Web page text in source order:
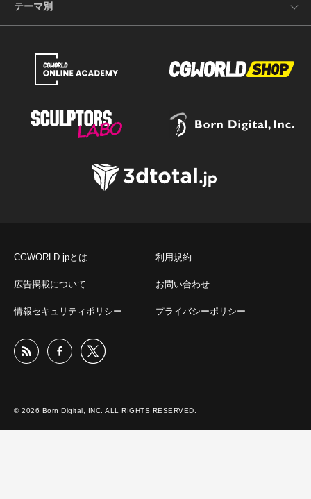
テーマ別
CGWORLD.jpとは 利用規約
広告掲載について お問い合わせ
情報セキュリティポリシー プライバシーポリシー
© 2026 Born Digital, INC. ALL RIGHTS RESERVED.